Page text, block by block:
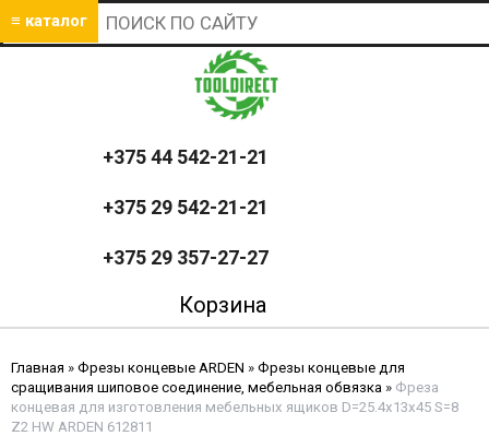
≡ каталог
+375 44 542-21-21
+375 29 542-21-21
+375 29 357-27-27
Корзина
Главная » Фрезы концевые ARDEN » Фрезы концевые для
сращивания шиповое соединение, мебельная обвязка » Фреза
концевая для изготовления мебельных ящиков D=25.4x13x45 S=8
Z2 HW ARDEN 612811